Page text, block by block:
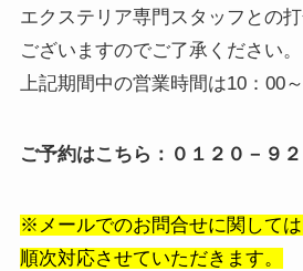
エクステリア専門スタッフとの
ございますのでご了承ください。
上記期間中の営業時間は10：00
ご予約はこちら：０１２０－９
※メールでのお問合せに関して
順次対応させていただきます。